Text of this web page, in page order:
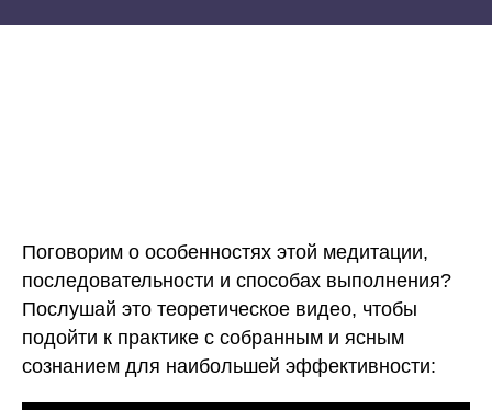
Поговорим о особенностях этой медитации,
последовательности и способах выполнения?
Послушай это теоретическое видео, чтобы
подойти к практике с собранным и ясным
сознанием для наибольшей эффективности: